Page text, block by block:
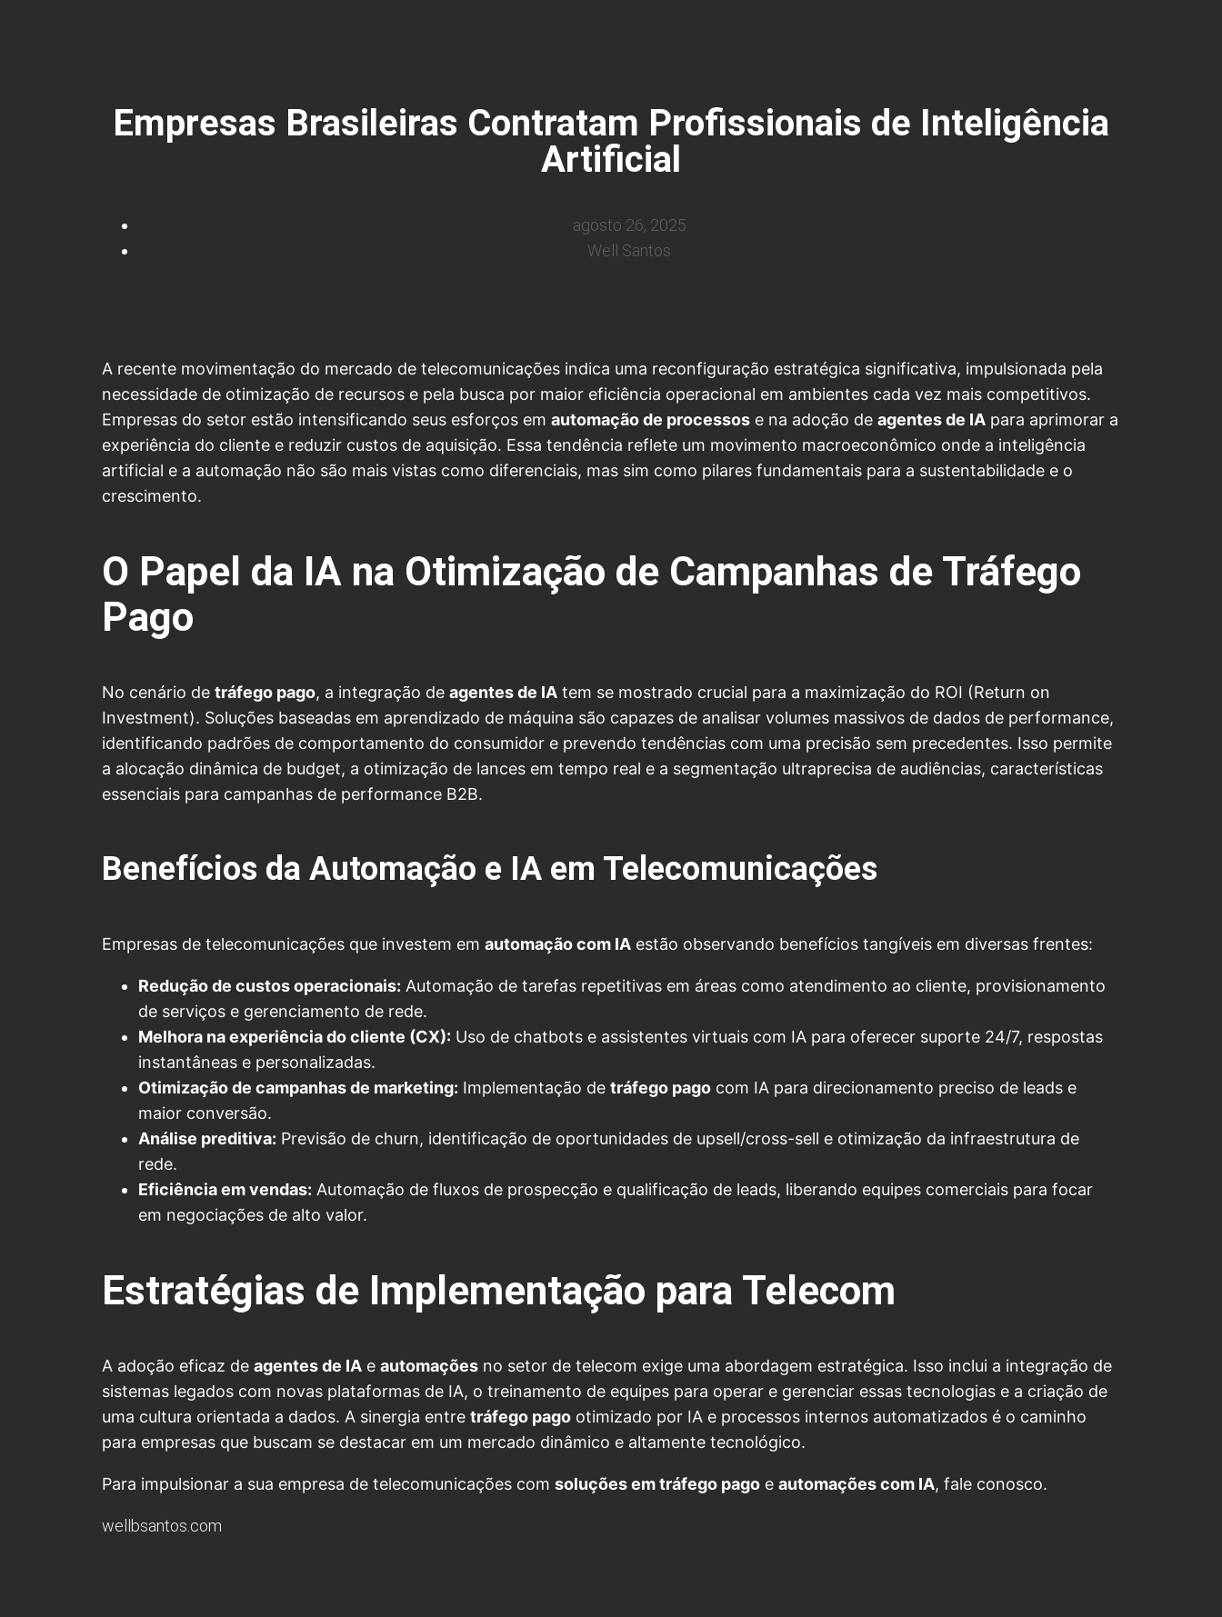
Empresas Brasileiras Contratam Profissionais de Inteligência
Artificial
agosto 26, 2025
Well Santos
A recente movimentação do mercado de telecomunicações indica uma reconfiguração estratégica significativa, impulsionada pela
necessidade de otimização de recursos e pela busca por maior eficiência operacional em ambientes cada vez mais competitivos.
Empresas do setor estão intensificando seus esforços em automação de processos e na adoção de agentes de IA para aprimorar a
experiência do cliente e reduzir custos de aquisição. Essa tendência reflete um movimento macroeconômico onde a inteligência
artificial e a automação não são mais vistas como diferenciais, mas sim como pilares fundamentais para a sustentabilidade e o
crescimento.
O Papel da IA na Otimização de Campanhas de Tráfego
Pago
No cenário de tráfego pago, a integração de agentes de IA tem se mostrado crucial para a maximização do ROI (Return on
Investment). Soluções baseadas em aprendizado de máquina são capazes de analisar volumes massivos de dados de performance,
identificando padrões de comportamento do consumidor e prevendo tendências com uma precisão sem precedentes. Isso permite
a alocação dinâmica de budget, a otimização de lances em tempo real e a segmentação ultraprecisa de audiências, características
essenciais para campanhas de performance B2B.
Benefícios da Automação e IA em Telecomunicações
Empresas de telecomunicações que investem em automação com IA estão observando benefícios tangíveis em diversas frentes:
Redução de custos operacionais: Automação de tarefas repetitivas em áreas como atendimento ao cliente, provisionamento
de serviços e gerenciamento de rede.
Melhora na experiência do cliente (CX): Uso de chatbots e assistentes virtuais com IA para oferecer suporte 24/7, respostas
instantâneas e personalizadas.
Otimização de campanhas de marketing: Implementação de tráfego pago com IA para direcionamento preciso de leads e
maior conversão.
Análise preditiva: Previsão de churn, identificação de oportunidades de upsell/cross-sell e otimização da infraestrutura de
rede.
Eficiência em vendas: Automação de fluxos de prospecção e qualificação de leads, liberando equipes comerciais para focar
em negociações de alto valor.
Estratégias de Implementação para Telecom
A adoção eficaz de agentes de IA e automações no setor de telecom exige uma abordagem estratégica. Isso inclui a integração de
sistemas legados com novas plataformas de IA, o treinamento de equipes para operar e gerenciar essas tecnologias e a criação de
uma cultura orientada a dados. A sinergia entre tráfego pago otimizado por IA e processos internos automatizados é o caminho
para empresas que buscam se destacar em um mercado dinâmico e altamente tecnológico.
Para impulsionar a sua empresa de telecomunicações com soluções em tráfego pago e automações com IA, fale conosco.
wellbsantos.com